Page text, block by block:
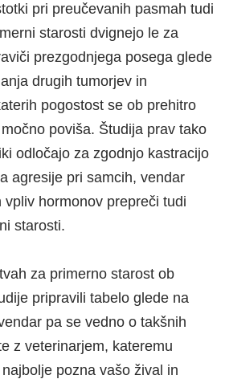
pri preučevanih pasmah tudi
starosti dvignejo le za
prezgodnjega posega glede
drugih tumorjev in
pogostost se ob prehitro
poviša. Študija prav tako
odločajo za zgodnjo kastracijo
agresije pri samcih, vendar
hormonov prepreči tudi
starosti.
za primerno starost ob
pripravili tabelo glede na
pa se vedno o takšnih
z veterinarjem, kateremu
pozna vašo žival in